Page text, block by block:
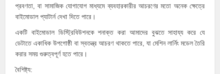
প্রবণতা, বা সামাজিক যোগাযোগ মাধ্যমে ব্যবহারকারীর আচরণের মতো অনেক ক্ষেত্রে
বাইমোডাল প্যাটার্ন দেখা দিতে পারে।
একটি বাইমোডাল ডিস্ট্রিবিউশনকে শনাক্ত করা আমাদের বুঝতে সাহায্য করে যে
ডেটাতে একাধিক উপগোষ্ঠী বা স্বতন্ত্র আচরণ থাকতে পারে, যা মেশিন লার্নিং মডেল তৈরি
করার সময় গুরুত্বপূর্ণ হতে পারে।
বৈশিষ্ট্য: